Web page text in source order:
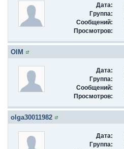
Дата:
Группа:
Сообщений:
Просмотров:
OIM
Дата:
Группа:
Сообщений:
Просмотров:
olga30011982
Дата:
Группа: